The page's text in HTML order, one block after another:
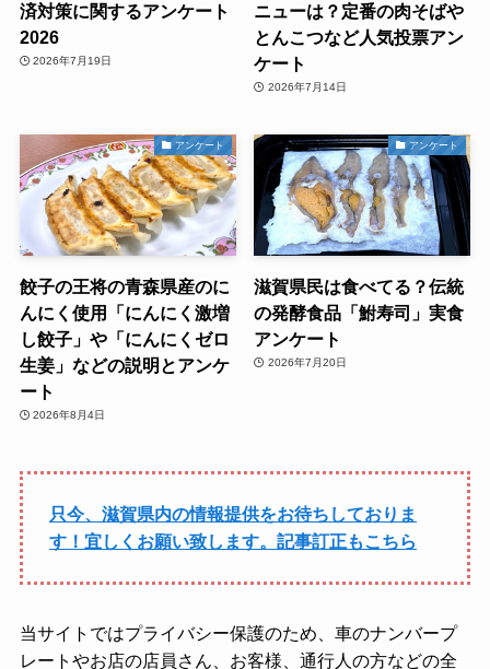
済対策に関するアンケート
2026
2026年7月19日
ニューは？定番の肉そばや
とんこつなど人気投票アン
ケート
2026年7月14日
アンケート
餃子の王将の青森県産のに
んにく使用「にんにく激増
し餃子」や「にんにくゼロ
生姜」などの説明とアンケ
ート
2026年8月4日
アンケート
滋賀県民は食べてる？伝統
の発酵食品「鮒寿司」実食
アンケート
2026年7月20日
只今、滋賀県内の情報提供をお待ちしておりま
す！宜しくお願い致します。記事訂正もこちら
当サイトではプライバシー保護のため、車のナンバープ
レートやお店の店員さん、お客様、通行人の方などの全